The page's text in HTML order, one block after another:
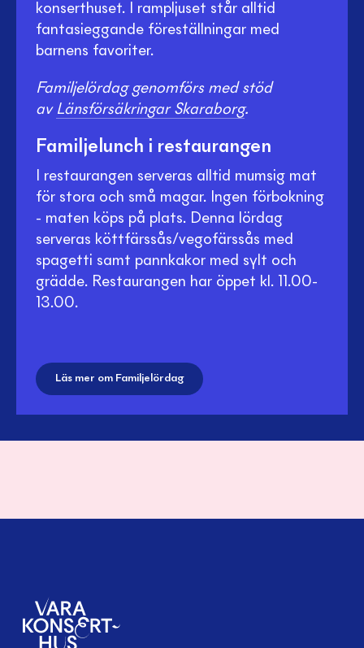
konserthuset. I rampljuset står alltid
fantasieggande föreställningar med
barnens favoriter.
Familjelördag genomförs med stöd
av Länsförsäkringar Skaraborg.
Familjelunch i restaurangen
I restaurangen serveras alltid mumsig mat
för stora och små magar. Ingen förbokning
- maten köps på plats. Denna lördag
serveras köttfärssås/vegofärssås med
spagetti samt pannkakor med sylt och
grädde. Restaurangen har öppet kl. 11.00-
13.00.
Läs mer om Familjelördag